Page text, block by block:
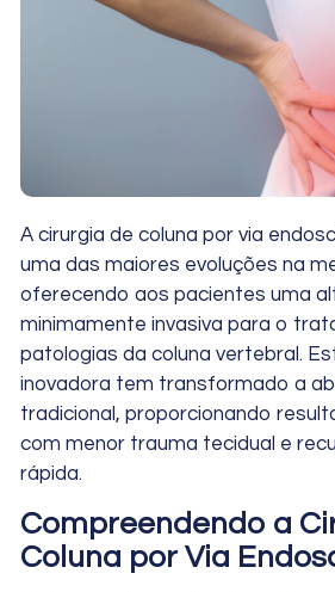
A cirurgia de coluna por via
uma das maiores evoluções na
oferecendo aos pacientes uma
minimamente invasiva para o
patologias da coluna vertebral.
inovadora tem transformado a
tradicional, proporcionando
com menor trauma tecidual e
rápida.
Compreendendo a
Coluna por Via